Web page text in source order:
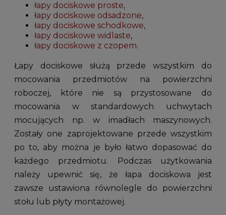
łapy dociskowe proste,
łapy dociskowe odsadzone,
łapy dociskowe schodkowe,
łapy dociskowe widlaste,
łapy dociskowe z czopem.
Łapy dociskowe służą przede wszystkim do
mocowania przedmiotów na powierzchni
roboczej, które nie są przystosowane do
mocowania w standardowych uchwytach
mocujących np. w imadłach maszynowych.
Zostały one zaprojektowane przede wszystkim
po to, aby można je było łatwo dopasować do
każdego przedmiotu. Podczas użytkowania
należy upewnić się, że łapa dociskowa jest
zawsze ustawiona równolegle do powierzchni
stołu lub płyty montażowej.